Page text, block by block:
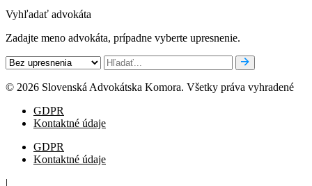
Vyhľadať advokáta
Zadajte meno advokáta, prípadne vyberte upresnenie.
© 2026 Slovenská Advokátska Komora. Všetky práva vyhradené
GDPR
Kontaktné údaje
GDPR
Kontaktné údaje
|